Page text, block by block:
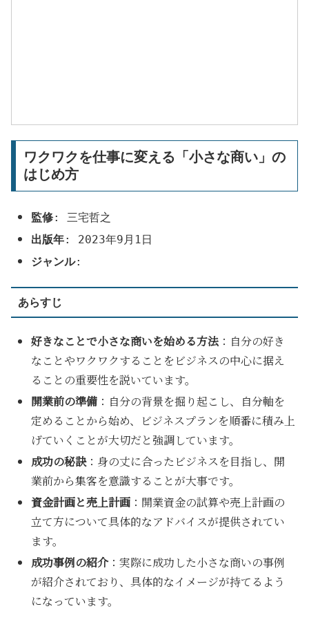
ワクワクを仕事に変える「小さな商い」の
はじめ方
監修: 三宅哲之
出版年: 2023年9月1日
ジャンル:
あらすじ
好きなことで小さな商いを始める方法 ：自分の好き
なことやワクワクすることをビジネスの中心に据え
ることの重要性を説いています。
開業前の準備 ：自分の背景を掘り起こし、自分軸を
定めることから始め、ビジネスプランを順番に積み上
げていくことが大切だと強調しています。
成功の秘訣：身の丈に合ったビジネスを目指し、開
業前から集客を意識することが大事です。
資金計画と売上計画 ：開業資金の試算や売上計画の
立て方について具体的なアドバイスが提供されてい
ます。
成功事例の紹介：実際に成功した小さな商いの事例
が紹介されており、具体的なイメージが持てるよう
になっています。